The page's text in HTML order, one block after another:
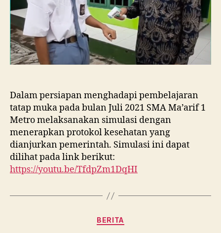
Dalam persiapan menghadapi pembelajaran
tatap muka pada bulan Juli 2021 SMA Ma’arif 1
Metro melaksanakan simulasi dengan
menerapkan protokol kesehatan yang
dianjurkan pemerintah. Simulasi ini dapat
dilihat pada link berikut:
https://youtu.be/TfdpZm1DqHI
Kategori
BERITA